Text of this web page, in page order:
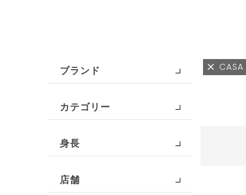
ブランド
カテゴリー
身長
店舗
CASA